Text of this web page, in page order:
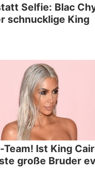
Selfie: Blac
schnucklige King
Team! Ist King
große Bruder